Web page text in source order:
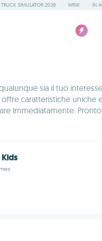
TRUCK SIMULATOR 2026 WINK IN
sia il tuo
caratteristiche uniche
immediatamente.